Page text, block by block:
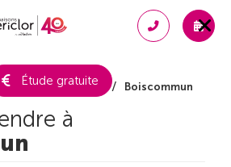
Étude gratuite
terrain Loiret Boiscommun
à